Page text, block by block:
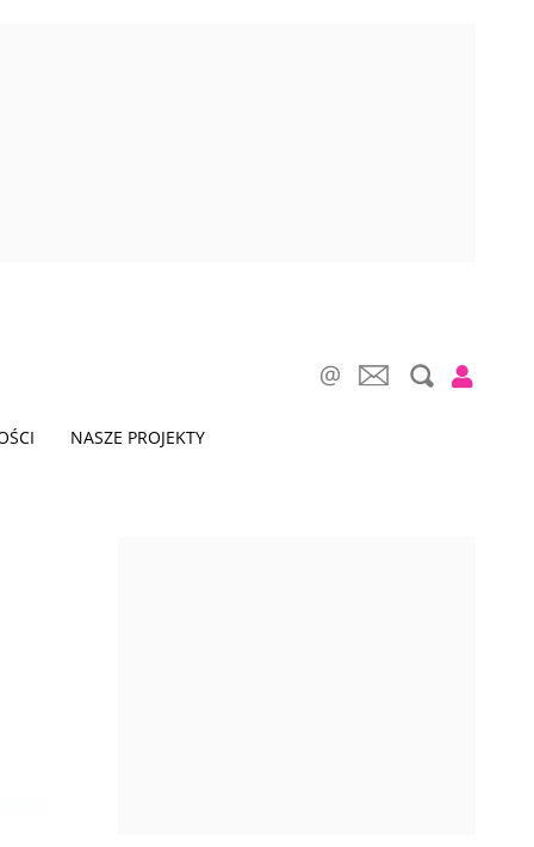
NASZE PROJEKTY